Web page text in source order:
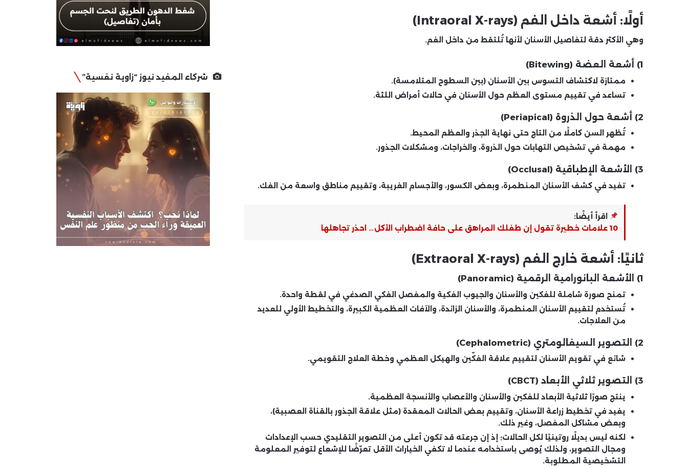
أولًا: أشعة داخل الفم (Intraoral X-rays)
وهي الأكثر دقة لتفاصيل الأسنان لأنها تُلتقط من داخل الفم.
1) أشعة العضة (Bitewing)
ممتازة لاكتشاف التسوس بين الأسنان (بين السطوح المتلامسة).
تساعد في تقييم مستوى العظم حول الأسنان في حالات أمراض اللثة.
2) أشعة حول الذروة (Periapical)
تُظهر السن كاملًا من التاج حتى نهاية الجذر والعظم المحيط.
مهمة في تشخيص التهابات حول الذروة، والخراجات، ومشكلات الجذور.
3) الأشعة الإطباقية (Occlusal)
تفيد في كشف الأسنان المنطمرة، وبعض الكسور، والأجسام الغريبة، وتقييم مناطق واسعة من الفك.
اقرأ أيضًا:
10 علامات خطيرة تقول إن طفلك المراهق على حافة اضطراب الأكل… احذر تجاهلها
ثانيًا: أشعة خارج الفم (Extraoral X-rays)
1) الأشعة البانورامية الرقمية (Panoramic)
تمنح صورة شاملة للفكين والأسنان والجيوب الفكية والمفصل الفكي الصدغي في لقطة واحدة.
تُستخدم لتقييم الأسنان المنطمرة، والأسنان الزائدة، والآفات العظمية الكبيرة، والتخطيط الأولي للعديد
من العلاجات.
2) التصوير السيفالومتري (Cephalometric)
شائع في تقويم الأسنان لتقييم علاقة الفكّين والهيكل العظمي وخطة العلاج التقويمي.
3) التصوير ثلاثي الأبعاد (CBCT)
ينتج صورًا ثلاثية الأبعاد للفكين والأسنان والأعصاب والأنسجة العظمية.
يفيد في تخطيط زراعة الأسنان، وتقييم بعض الحالات المعقدة (مثل علاقة الجذور بالقناة العصبية)،
وبعض مشاكل المفصل، وغير ذلك.
لكنه ليس بديلًا روتينيًا لكل الحالات؛ إذ إن جرعته قد تكون أعلى من التصوير التقليدي حسب الإعدادات
ومجال التصوير، ولذلك يُوصى باستخدامه عندما لا تكفي الخيارات الأقل تعرّضًا للإشعاع لتوفير المعلومة
التشخيصية المطلوبة.
شركاء المفيد نيوز “زاوية نفسية”